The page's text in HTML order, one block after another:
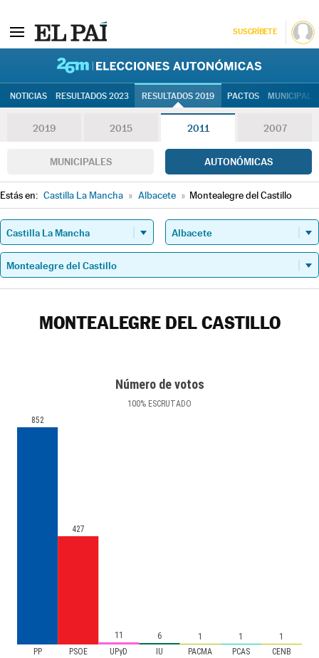
SUSCRÍBETE
NOTICIAS RESULTADOS 2023 RESULTADOS 2019 PACTOS
2019 2015 2011 2007
MUNICIPALES AUTONÓMICAS
Estás en: Castilla La Mancha » Albacete » Montealegre del Castillo
MONTEALEGRE DEL CASTILLO
Número de votos
100% ESCRUTADO
PP PSOE UPyD IU PACMA PCAS CENB
852
427
11 6 1 1 1